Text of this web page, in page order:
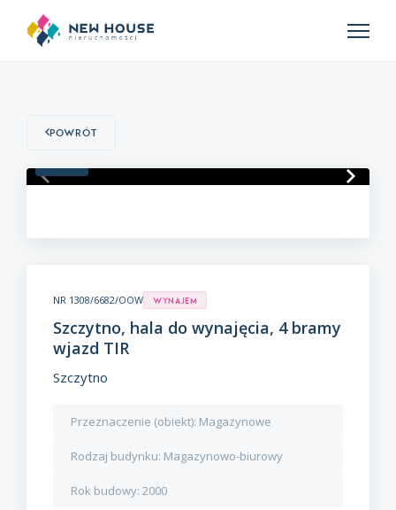
Powrót
NR 1308/6682/OOW Wynajem
Szczytno, hala do wynajęcia, 4 bramy
wjazd TIR
Szczytno
Przeznaczenie (obiekt): Magazynowe
Rodzaj budynku: Magazynowo-biurowy
Rok budowy: 2000